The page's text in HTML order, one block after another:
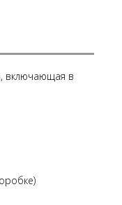
включающая в